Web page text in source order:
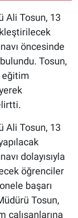
Ali Tosun, 13
öncesinde
Tosun,
eğitim
Ali Tosun, 13
dolayısıyla
öğrenciler
başarı
Tosun,
çalışanlarına